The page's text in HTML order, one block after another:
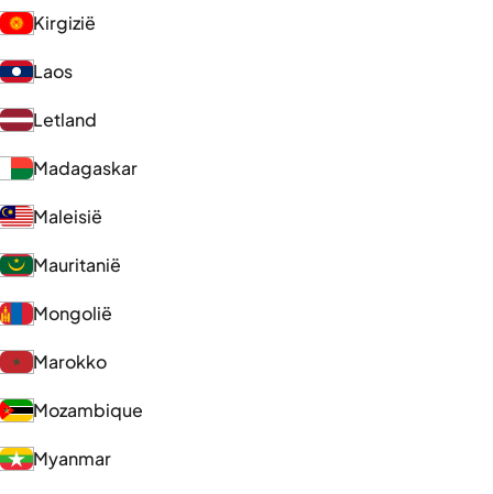
Kirgizië
Laos
Letland
Madagaskar
Maleisië
Mauritanië
Mongolië
Marokko
Mozambique
Myanmar